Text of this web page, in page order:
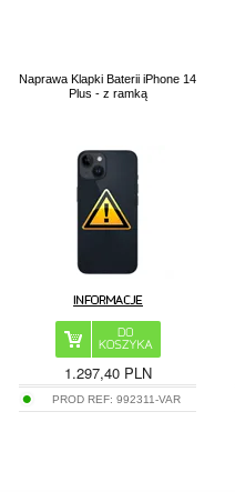
Naprawa Klapki Baterii iPhone 14
Plus - z ramką
1.297,40 PLN
PROD REF: 992311-VAR